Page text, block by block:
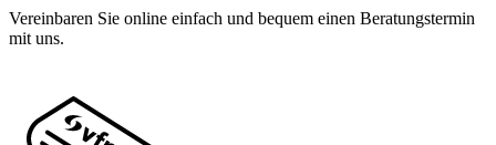
Vereinbaren Sie online einfach und bequem einen Beratungstermin
mit uns.